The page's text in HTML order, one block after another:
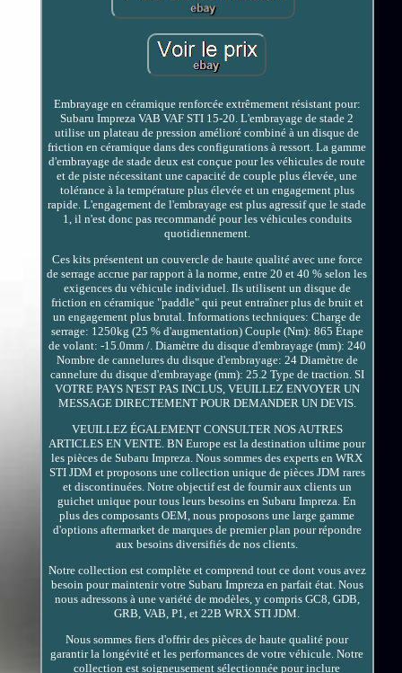
Embrayage en céramique renforcée extrêmement résistant pour:
Subaru Impreza VAB VAF STI 15-20. L'embrayage de stade 2
utilise un plateau de pression amélioré combiné à un disque de
friction en céramique dans des configurations à ressort. La gamme
d'embrayage de stade deux est conçue pour les véhicules de route
et de piste nécessitant une capacité de couple plus élevée, une
tolérance à la température plus élevée et un engagement plus
rapide. L'engagement de l'embrayage est plus agressif que le stade
1, il n'est donc pas recommandé pour les véhicules conduits
quotidiennement.
Ces kits présentent un couvercle de haute qualité avec une force
de serrage accrue par rapport à la norme, entre 20 et 40 % selon les
exigences du véhicule individuel. Ils utilisent un disque de
friction en céramique "paddle" qui peut entraîner plus de bruit et
un engagement plus brutal. Informations techniques: Charge de
serrage: 1250kg (25 % d'augmentation) Couple (Nm): 865 Étape
de volant: -15.0mm /. Diamètre du disque d'embrayage (mm): 240
Nombre de cannelures du disque d'embrayage: 24 Diamètre de
cannelure du disque d'embrayage (mm): 25.2 Type de traction. SI
VOTRE PAYS N'EST PAS INCLUS, VEUILLEZ ENVOYER UN
MESSAGE DIRECTEMENT POUR DEMANDER UN DEVIS.
VEUILLEZ ÉGALEMENT CONSULTER NOS AUTRES
ARTICLES EN VENTE. BN Europe est la destination ultime pour
les pièces de Subaru Impreza. Nous sommes des experts en WRX
STI JDM et proposons une collection unique de pièces JDM rares
et discontinuées. Notre objectif est de fournir aux clients un
guichet unique pour tous leurs besoins en Subaru Impreza. En
plus des composants OEM, nous proposons une large gamme
d'options aftermarket de marques de premier plan pour répondre
aux besoins diversifiés de nos clients.
Notre collection est complète et comprend tout ce dont vous avez
besoin pour maintenir votre Subaru Impreza en parfait état. Nous
nous adressons à une variété de modèles, y compris GC8, GDB,
GRB, VAB, P1, et 22B WRX STI JDM.
Nous sommes fiers d'offrir des pièces de haute qualité pour
garantir la longévité et les performances de votre véhicule. Notre
collection est soigneusement sélectionnée pour inclure